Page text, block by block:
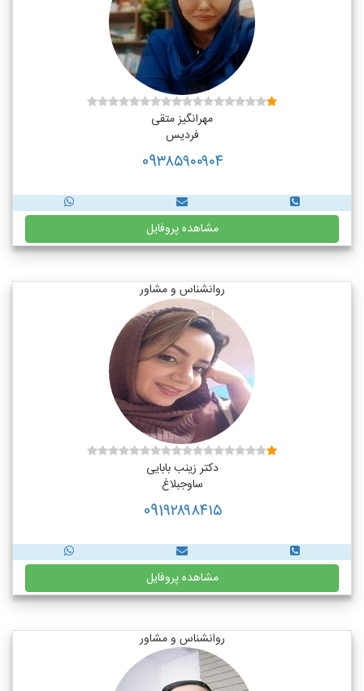
مهرانگیز متقی
فردیس
09۳۸۵۹۰۰۹۰۴
مشاهده پروفایل
روانشناس و مشاور
دکتر زینب بابایی
ساوجبلاغ
091۹۲۸۹۸۴۱۵
مشاهده پروفایل
روانشناس و مشاور